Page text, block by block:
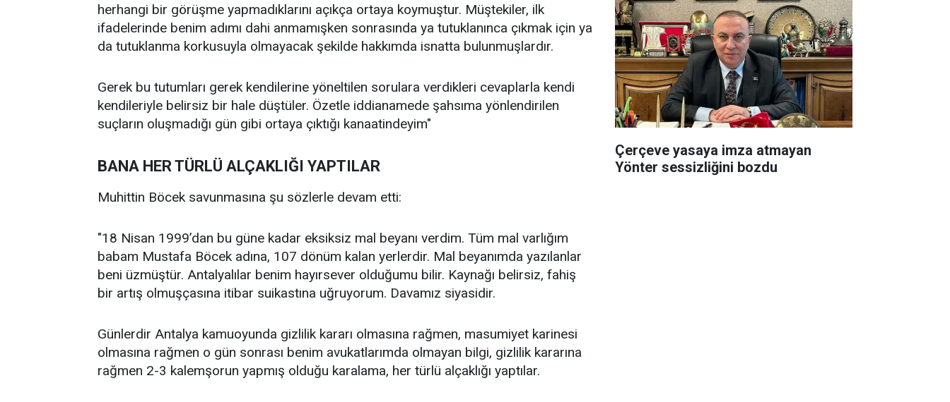
herhangi bir görüşme yapmadıklarını açıkça ortaya koymuştur. Müştekiler, ilk
ifadelerinde benim adımı dahi anmamışken sonrasında ya tutuklanınca çıkmak için ya
da tutuklanma korkusuyla olmayacak şekilde hakkımda isnatta bulunmuşlardır.
Gerek bu tutumları gerek kendilerine yöneltilen sorulara verdikleri cevaplarla kendi
kendileriyle belirsiz bir hale düştüler. Özetle iddianamede şahsıma yönlendirilen
suçların oluşmadığı gün gibi ortaya çıktığı kanaatindeyim"
BANA HER TÜRLÜ ALÇAKLIĞI YAPTILAR
Muhittin Böcek savunmasına şu sözlerle devam etti:
"18 Nisan 1999’dan bu güne kadar eksiksiz mal beyanı verdim. Tüm mal varlığım
babam Mustafa Böcek adına, 107 dönüm kalan yerlerdir. Mal beyanımda yazılanlar
beni üzmüştür. Antalyalılar benim hayırsever olduğumu bilir. Kaynağı belirsiz, fahiş
bir artış olmuşçasına itibar suikastına uğruyorum. Davamız siyasidir.
Günlerdir Antalya kamuoyunda gizlilik kararı olmasına rağmen, masumiyet karinesi
olmasına rağmen o gün sonrası benim avukatlarımda olmayan bilgi, gizlilik kararına
rağmen 2-3 kalemşorun yapmış olduğu karalama, her türlü alçaklığı yaptılar.
Çerçeve yasaya imza atmayan
Yönter sessizliğini bozdu